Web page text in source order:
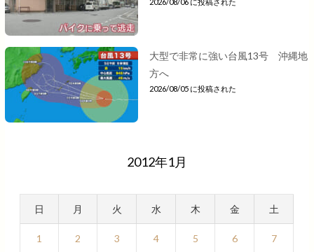
大型で非常に強い台風13号 沖縄地
方へ
2026/08/05 に投稿された
2012年1月
日 月 火 水 木 金 土
1 2 3 4 5 6 7